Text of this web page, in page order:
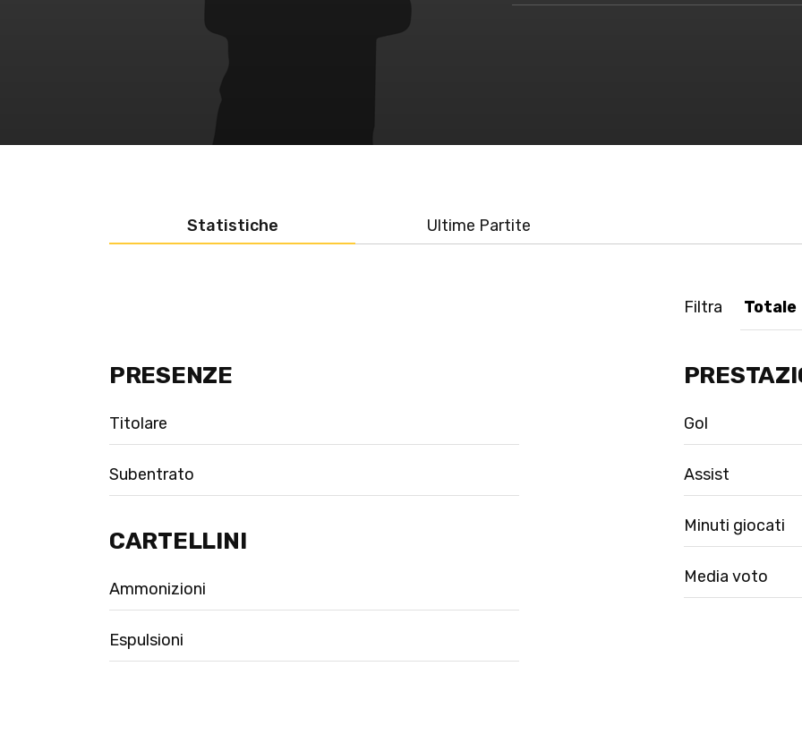
Statistiche Ultime Partite
Filtra
PRESENZE
Titolare
Subentrato
CARTELLINI
Ammonizioni
Espulsioni
Gol
Assist
Minuti giocati
Media voto